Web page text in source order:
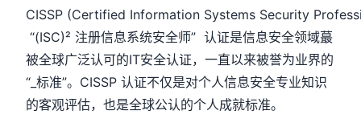
CISSP (Certified Information Systems Security
“(ISC)² 注册信息系统安全师” 认证是信息安全领域蕞
被全球广泛认可的IT安全认证，一直以来被誉为业界的
“_标准”。CISSP 认证不仅是对个人信息安全专业知识
的客观评估，也是全球公认的个人成就标准。